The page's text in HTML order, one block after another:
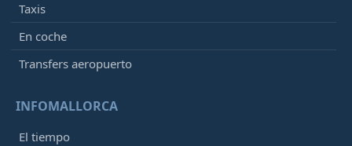
Taxis
En coche
Transfers aeropuerto
INFOMALLORCA
El tiempo